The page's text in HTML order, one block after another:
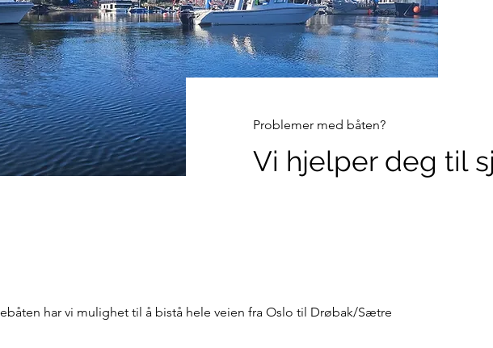
Vi hjelper deg til
Problemer med båten?
har vi mulighet til å bistå hele veien fra Oslo til Drøbak/Sætre